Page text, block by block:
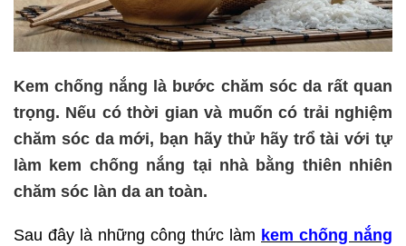
Kem chống nắng là bước chăm sóc da rất quan
trọng. Nếu có thời gian và muốn có trải nghiệm
chăm sóc da mới, bạn hãy thử hãy trổ tài với tự
làm kem chống nắng tại nhà bằng thiên nhiên
chăm sóc làn da an toàn.
Sau đây là những công thức làm kem chống nắng